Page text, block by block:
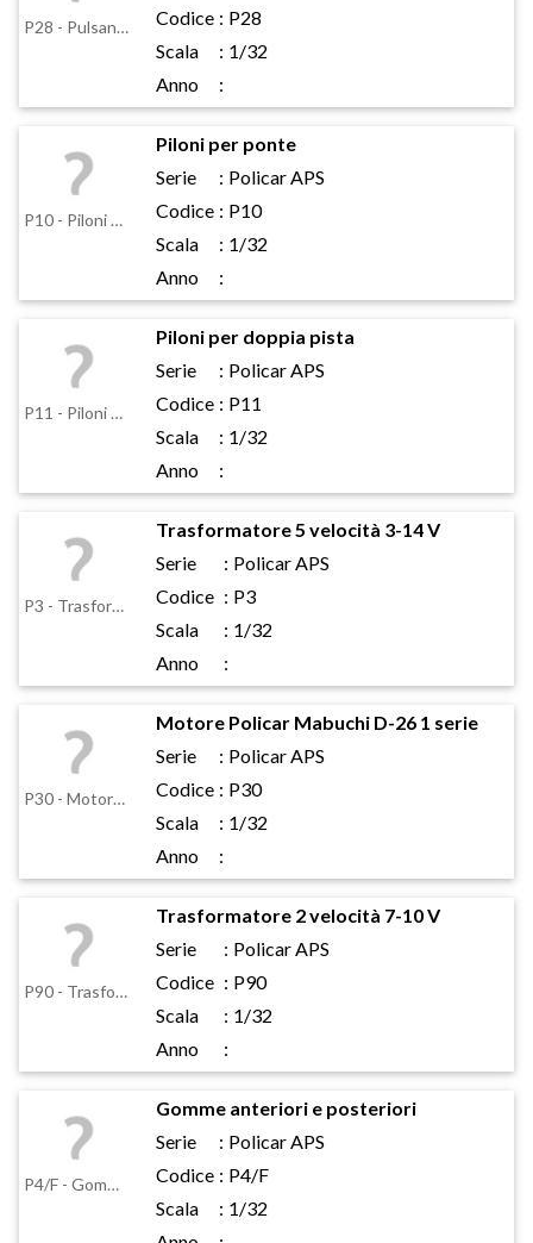
P28 - Pulsante
Codice : P28
Scala
: 1/32
Anno
:
P10 - Piloni per ponte
Piloni per ponte
Serie
: Policar APS
Codice : P10
Scala
: 1/32
Anno
:
P11 - Piloni per doppia pista
Piloni per doppia pista
Serie
: Policar APS
Codice : P11
Scala
: 1/32
Anno
:
P3 - Trasformatore 5 velocità 3-14 V
Trasformatore 5 velocità 3-14 V
Serie
: Policar APS
Codice : P3
Scala
: 1/32
Anno
:
P30 - Motore Policar Mabuchi D-26 1 serie
Motore Policar Mabuchi D-26 1 serie
Serie
: Policar APS
Codice : P30
Scala
: 1/32
Anno
:
P90 - Trasformatore 2 velocità 7-10 V
Trasformatore 2 velocità 7-10 V
Serie
: Policar APS
Codice : P90
Scala
: 1/32
Anno
:
P4/F - Gomme anteriori e posteriori
Gomme anteriori e posteriori
Serie
: Policar APS
Codice : P4/F
Scala
: 1/32